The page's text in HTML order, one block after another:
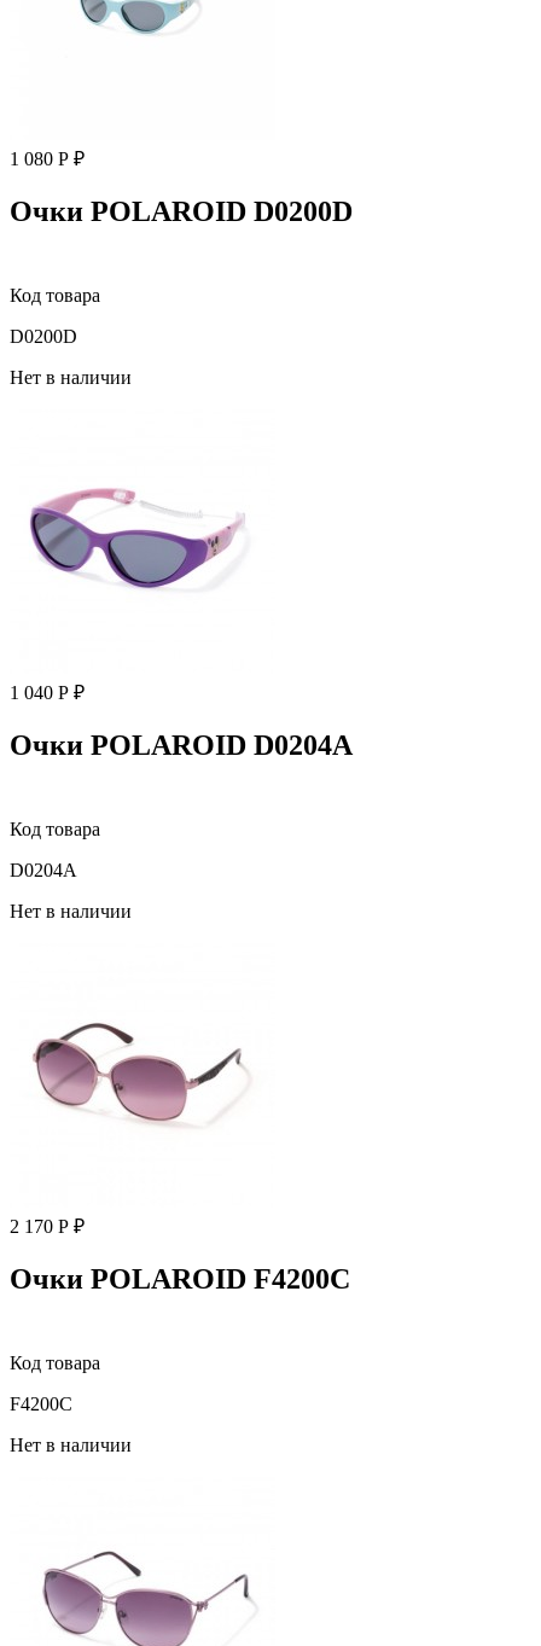
1 080 Р ₽
Очки POLAROID D0200D
Код товара
D0200D
Нет в наличии
1 040 Р ₽
Очки POLAROID D0204A
Код товара
D0204A
Нет в наличии
2 170 Р ₽
Очки POLAROID F4200C
Код товара
F4200C
Нет в наличии